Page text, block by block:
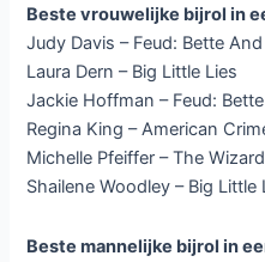
Beste vrouwelijke bijrol in
Judy Davis – Feud: Bette
Laura Dern – Big Little Lies
Jackie Hoffman – Feud:
Regina King – American
Michelle Pfeiffer – The
Shailene Woodley – Big Little
Beste mannelijke bijrol in